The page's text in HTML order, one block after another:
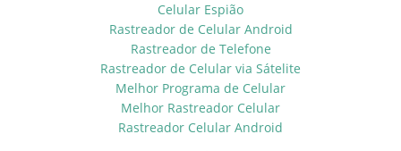
Celular Espião
Rastreador de Celular Android
Rastreador de Telefone
Rastreador de Celular via Sátelite
Melhor Programa de Celular
Melhor Rastreador Celular
Rastreador Celular Android